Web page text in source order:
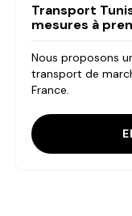
Transport
mesures à
Nous proposons
transport de
France.